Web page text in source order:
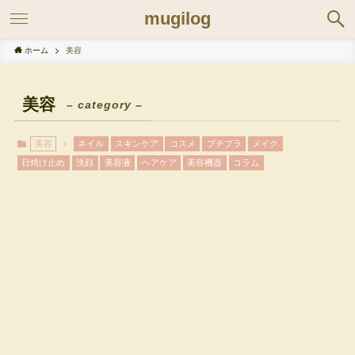
mugilog
ホーム 美容
美容 – category –
美容 ネイル スキンケア コスメ プチプラ メイク
日焼け止め 洗顔 美容液 ヘアケア 美容機器 コラム